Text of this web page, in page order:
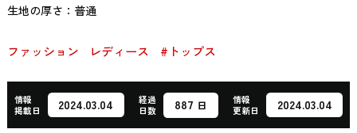
生地の厚さ：普通
ファッション レディース #トップス
情報
掲載日
2024.03.04
経過
日数
887 日
情報
更新日
2024.03.04